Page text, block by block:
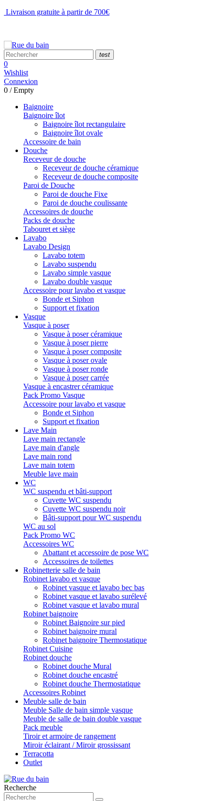
Livraison gratuite à partir de 700€
test
0
Wishlist
Connexion
0 /Empty
Baignoire
Baignoire îlot
Baignoire îlot rectangulaire
Baignoire îlot ovale
Accessoire de bain
Douche
Receveur de douche
Receveur de douche céramique
Receveur de douche composite
Paroi de Douche
Paroi de douche Fixe
Paroi de douche coulissante
Accessoires de douche
Packs de douche
Tabouret et siège
Lavabo
Lavabo Design
Lavabo totem
Lavabo suspendu
Lavabo simple vasque
Lavabo double vasque
Accessoire pour lavabo et vasque
Bonde et Siphon
Support et fixation
Vasque
Vasque à poser
Vasque à poser céramique
Vasque à poser pierre
Vasque à poser composite
Vasque à poser ovale
Vasque à poser ronde
Vasque à poser carrée
Vasque à encastrer céramique
Pack Promo Vasque
Accessoire pour lavabo et vasque
Bonde et Siphon
Support et fixation
Lave Main
Lave main rectangle
Lave main d'angle
Lave main rond
Lave main totem
Meuble lave main
WC
WC suspendu et bâti-support
Cuvette WC suspendu
Cuvette WC suspendu noir
Bâti-support pour WC suspendu
WC au sol
Pack Promo WC
Accessoires WC
Abattant et accessoire de pose WC
Accessoires de toilettes
Robinetterie salle de bain
Robinet lavabo et vasque
Robinet vasque et lavabo bec bas
Robinet vasque et lavabo surélevé
Robinet vasque et lavabo mural
Robinet baignoire
Robinet Baignoire sur pied
Robinet baignoire mural
Robinet baignoire Thermostatique
Robinet Cuisine
Robinet douche
Robinet douche Mural
Robinet douche encastré
Robinet douche Thermostatique
Accessoires Robinet
Meuble salle de bain
Meuble Salle de bain simple vasque
Meuble de salle de bain double vasque
Pack meuble
Tiroir et armoire de rangement
Miroir éclairant / Miroir grossissant
Terracotta
Outlet
Recherche